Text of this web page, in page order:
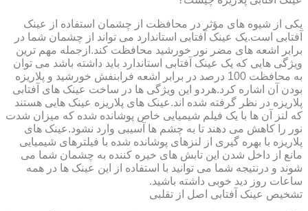
یکی از شیوه های مؤثر در محافظت از چشمان استفاده از عینک
آفتابی است.یک عینک آفتابی استاندارد می تواند از چشمان شما در
برابر اشعه های مضر نور خورشید محافظت کند.ازجمله مهم ترین
ویژگی هایی که یک عینک آفتابی استاندارد باید داشته باشد می توان
به محافظت 100 درصد در برابر اشعه فرابنفش خورشید و پلاریزه
بودن آن اشاره کرد.هردو این ویژگی ها در ساخت عینک های آفتابی
پلاریزه در نظر گرفته شده اند.عینک های پلاریزه عینک هایی هستند
که لنز آن ها با یک فیلم شیمیایی خاص پوشانده شده که میزان شدت
نور را کاهش می دهند تا به چشم ها آسیبی وارد نشود.عینک های
پلاریزه با بهره گیری از لنزهای پوشانده شده با فیلترهای شیمیایی
مانع از داخل شدن این تابش های خیره کننده به چشمان شما می
شوند و درنتیجه شما می توانید با استفاده از این عینک ها در همه
ساعات روز دید خوبی داشته باشید.
تشخیص عینک آفتابی اصل از تقلبی